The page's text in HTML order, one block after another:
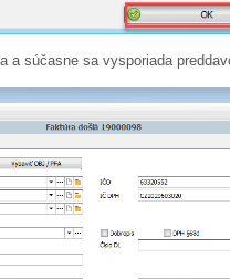
a súčasne sa vysporiada